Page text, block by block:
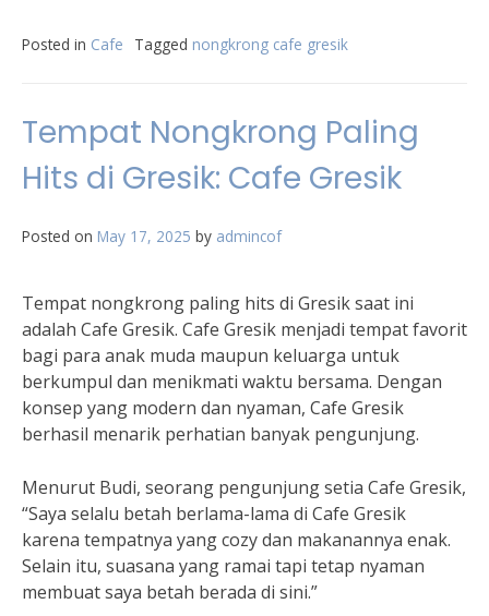
Posted in Cafe Tagged nongkrong cafe gresik
Tempat Nongkrong Paling
Hits di Gresik: Cafe Gresik
Posted on May 17, 2025 by admincof
Tempat nongkrong paling hits di Gresik saat ini
adalah Cafe Gresik. Cafe Gresik menjadi tempat favorit
bagi para anak muda maupun keluarga untuk
berkumpul dan menikmati waktu bersama. Dengan
konsep yang modern dan nyaman, Cafe Gresik
berhasil menarik perhatian banyak pengunjung.
Menurut Budi, seorang pengunjung setia Cafe Gresik,
“Saya selalu betah berlama-lama di Cafe Gresik
karena tempatnya yang cozy dan makanannya enak.
Selain itu, suasana yang ramai tapi tetap nyaman
membuat saya betah berada di sini.”